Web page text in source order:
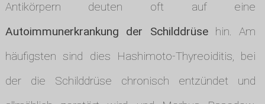
Antikörpern deuten oft auf eine
Autoimmunerkrankung der Schilddrüsehin. Am
häufigsten sind dies Hashimoto-Thyreoiditis, bei
der die Schilddrüse chronisch entzündet und